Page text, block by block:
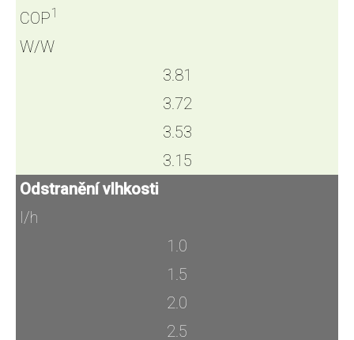
COP1
W/W
3.81
3.72
3.53
3.15
Odstranění vlhkosti
l/h
1.0
1.5
2.0
2.5